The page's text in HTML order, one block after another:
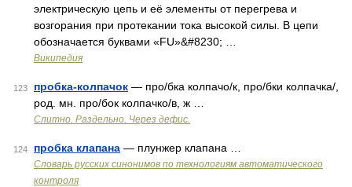
электрическую цепь и её элементы от перегрева и
возгорания при протекании тока высокой силы. В цепи
обозначается буквами «FU»&#8230; …
Википедия
123 пробка-колпачок — про/бка колпачо/к, про/бки колпачка/,
род. мн. про/бок колпачко/в, ж …
Слитно. Раздельно. Через дефис.
124 пробка клапана — плунжер клапана …
Словарь русских синонимов по технологиям автоматического
контроля